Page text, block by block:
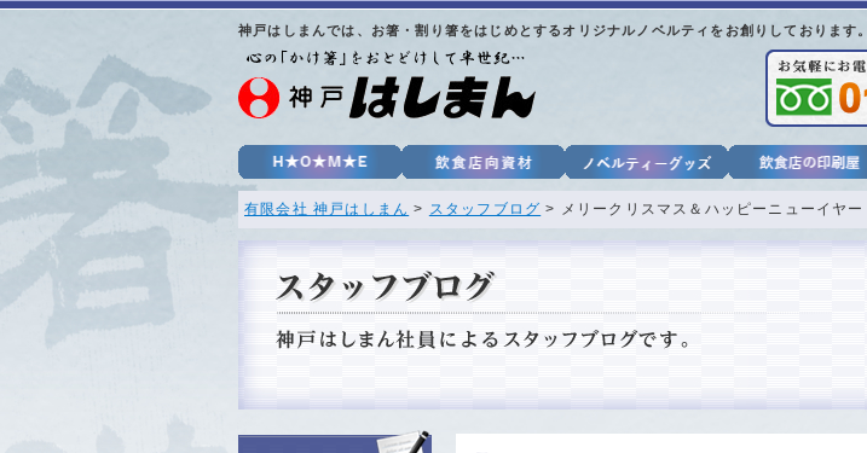
神戸はしまんでは、お箸・割り箸をはじめとするオリジナルノベルティをお創りしております。
有限会社 神戸はしまん > スタッフブログ > メリークリスマス＆ハッピーニューイヤー